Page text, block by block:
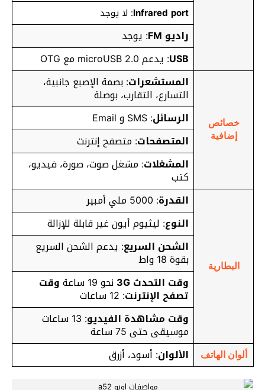
Infrared port: لا يوجد
راديو FM
: يوجد
USB: يدعم microUSB 2.0 مع OTG
خصائص
إضافية
المستشعرات: بصمة الإصبع جانبية،
التسارع، التقارب، بوصلة
الرسائل: SMS و Email
المتصفحات: متصفح إنترنت
المشغلات: مشغل صوت، صورة، فيديو،
كتب
البطارية
القدرة: 5000 ملي أمبير
النوع: ليثيوم أيون غير قابلة للإزالة
الشحن السريع: يدعم الشحن السريع
بقوة 18 واط
وقت التحدث 3G
نحو 19 ساعة وقت
تصفح الإنترنت: 12 ساعات
وقت مشاهدة الفيديو
: 13 ساعات
موسيقى حتى 75 ساعة
ألوان الهاتف الألوان: أسود، أزرق